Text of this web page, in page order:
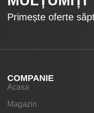
Primește oferte
COMPANIE
Acasa
Magazin